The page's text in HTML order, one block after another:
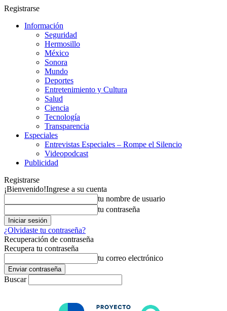
Registrarse
Información
Seguridad
Hermosillo
México
Sonora
Mundo
Deportes
Entretenimiento y Cultura
Salud
Ciencia
Tecnología
Transparencia
Especiales
Entrevistas Especiales – Rompe el Silencio
Videopodcast
Publicidad
Registrarse
¡Bienvenido!Ingrese a su cuenta
tu nombre de usuario
tu contraseña
¿Olvidaste tu contraseña?
Recuperación de contraseña
Recupera tu contraseña
tu correo electrónico
Buscar